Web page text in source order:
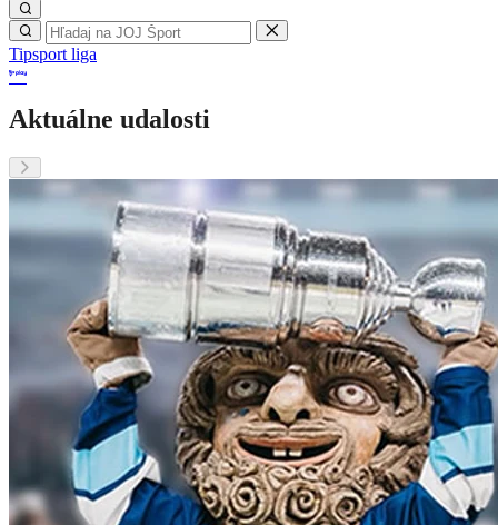
Tipsport liga
Aktuálne udalosti